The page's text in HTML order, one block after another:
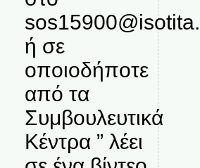
ή σε
οποιοδήποτε
από τα
Συμβουλευτικά
Κέντρα ” λέει